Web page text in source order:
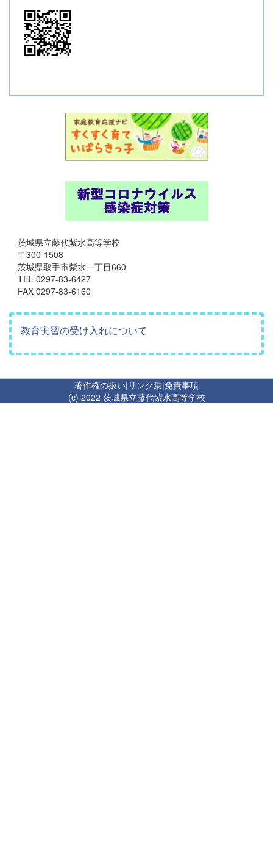
茨城県立藤代紫水高等学校
〒300-1508
茨城県取手市紫水一丁目660
TEL 0297-83-6427
FAX 0297-83-6160
教育実習の受け入れについて
著作権の扱い| リンク集|免責事項
(c) 2022 茨城県立藤代紫水高等学校